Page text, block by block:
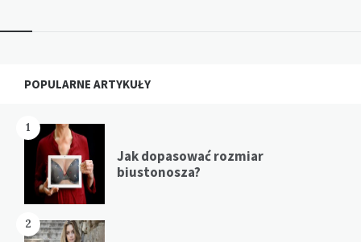
Widgets
POPULARNE ARTYKUŁY
1
Jak dopasować rozmiar
biustonosza?
2